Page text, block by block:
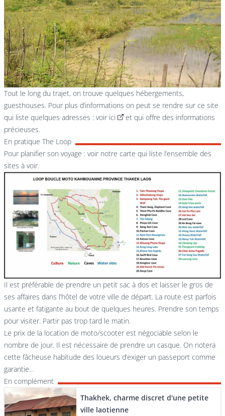
Tout le long du trajet, on trouve quelques hébergements,
guesthouses. Pour plus d’informations on peut se rendre sur ce site
qui liste quelques adresses : voir ici
et qui offre des informations
précieuses.
En pratique The Loop
Pour planifier son voyage : voir notre carte qui liste l’ensemble des
sites à voir.
Il est préférable de prendre un petit sac à dos et laisser le gros de
ses affaires dans l’hôtel de votre ville de départ. La route est parfois
usante et fatigante au bout de quelques heures. Prendre son temps
pour visiter. Partir pas trop tard le matin.
Le prix de la location de moto/scooter est négociable selon le
nombre de jour. Il est nécessaire de prendre un casque. On notera
cette fâcheuse habitude des loueurs d’exiger un passeport comme
garantie…
En complément
Thakhek, charme discret d'une petite
ville laotienne